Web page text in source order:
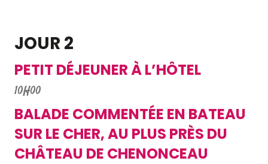
JOUR 2
PETIT DÉJEUNER À L’HÔTEL
10H00
BALADE COMMENTÉE EN BATEAU
SUR LE CHER, AU PLUS PRÈS DU
CHÂTEAU DE CHENONCEAU